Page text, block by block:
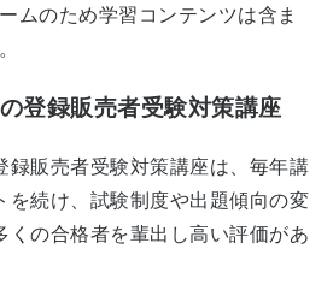
ムのため学習コンテンツは含ま
登録販売者受験対策講座
録販売者受験対策講座は、毎年講
を続け、試験制度や出題傾向の変
くの合格者を輩出し高い評価があ